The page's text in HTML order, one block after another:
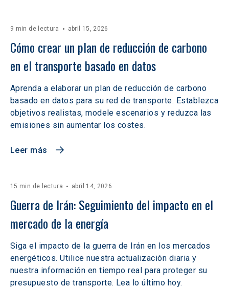
9 min de lectura abril 15, 2026
Cómo crear un plan de reducción de carbono
en el transporte basado en datos
Aprenda a elaborar un plan de reducción de carbono
basado en datos para su red de transporte. Establezca
objetivos realistas, modele escenarios y reduzca las
emisiones sin aumentar los costes.
Leer más
15 min de lectura abril 14, 2026
Guerra de Irán: Seguimiento del impacto en el
mercado de la energía
Siga el impacto de la guerra de Irán en los mercados
energéticos. Utilice nuestra actualización diaria y
nuestra información en tiempo real para proteger su
presupuesto de transporte. Lea lo último hoy.